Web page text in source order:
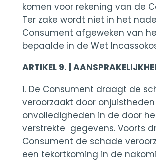
komen voor rekening van de
Ter zake wordt niet in het
Consument afgeweken van
bepaalde in de Wet
ARTIKEL 9. |
De Consument draagt de
veroorzaakt door
onvolledigheden in de door
verstrekte gegevens. Voorts
Consument de schade
een tekortkoming in de